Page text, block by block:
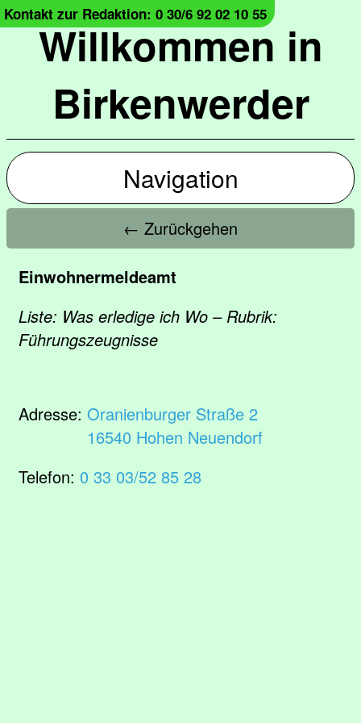
Willkommen in
Birkenwerder
Kontakt zur Redaktion: 0 30/6 92 02 10 55
Navigation
← Zurückgehen
Einwohnermeldeamt
Liste: Was erledige ich Wo – Rubrik:
Führungszeugnisse
Adresse: Oranienburger Straße 2
16540 Hohen Neuendorf
Telefon: 0 33 03/52 85 28